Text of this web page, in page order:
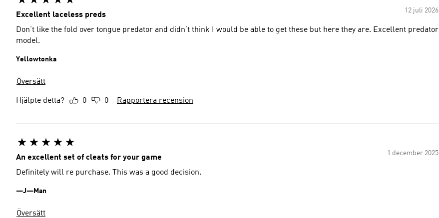
12 juli 2026
Excellent laceless preds
Don’t like the fold over tongue predator and didn’t think I would be able to get these but here they are. Excellent predator
model.
Yellowtonka
Översätt
Hjälpte detta? 0 0 Rapportera recension
1 december 2025
An excellent set of cleats for your game
Definitely will re purchase. This was a good decision.
—J—Man
Översätt